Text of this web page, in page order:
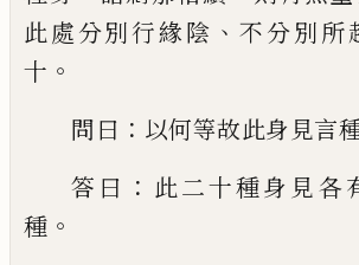
此處分別行緣陰 、不分別所
十 。
問曰 ： 以何等故此身見言
答曰 ： 此二十種身見各
種 。